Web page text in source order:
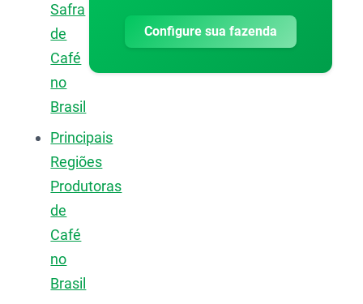
Safra
de
Café
no
Brasil
Principais
Regiões
Produtoras
de
Café
no
Brasil
Configure sua fazenda